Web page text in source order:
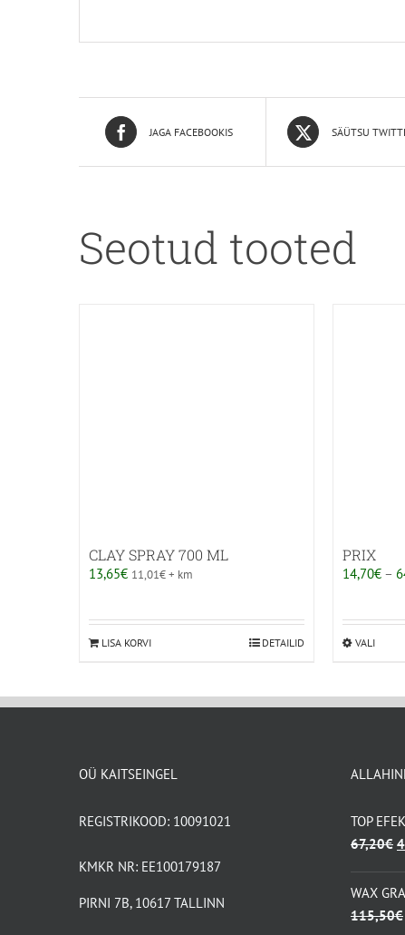
JAGA FACEBOOKIS SÄÜTSU
Seotud tooted
CLAY SPRAY 700 ML
13,65€ 11,01€+ km
LISA KORVI DETAILID
PRIX
14,70€ –
VALISellel
mitu
saab
OÜ KAITSEINGEL
REGISTRIKOOD: 10091021
KMKR NR: EE100179187
PIRNI 7B, 10617 TALLINN
TOP
67,20€
WAX
115,50€